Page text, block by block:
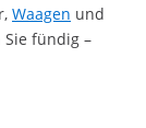
Waagen und
fündig –